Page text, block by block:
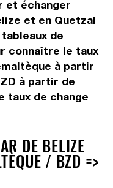
et échanger
et en Quetzal
de
connaître le taux
à partir
à partir de
taux de change
DE BELIZE
/ BZD =>